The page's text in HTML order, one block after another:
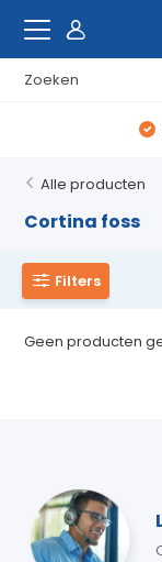
Alle producten
Cortina foss
Filters
Geen producten